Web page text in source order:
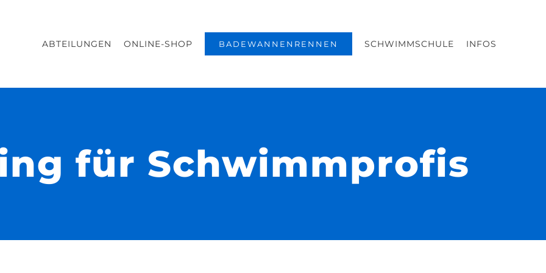
ABTEILUNGEN ONLINE-SHOP BADEWANNENRENNEN SCHWIMMSCHULE INFOS
für Schwimmprofis